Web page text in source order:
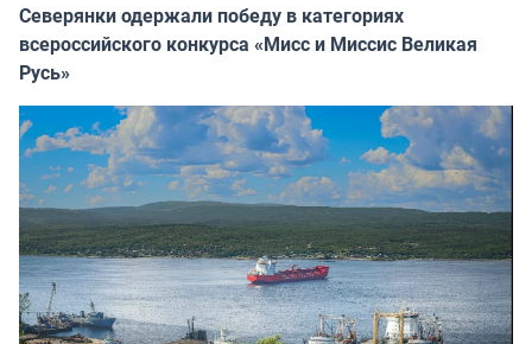
Северянки одержали победу в категориях
всероссийского конкурса «Мисс и Миссис Великая
Русь»